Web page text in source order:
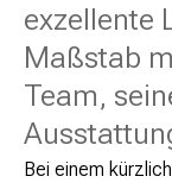
exzellente
Maßstab
Team,
Bei einem